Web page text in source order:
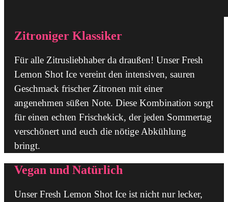
Zitroniger Klassiker
Für alle Zitrusliebhaber da draußen! Unser Fresh
Lemon Shot Ice vereint den intensiven, sauren
Geschmack frischer Zitronen mit einer
angenehmen süßen Note. Diese Kombination sorgt
für einen echten Frischekick, der jeden Sommertag
verschönert und euch die nötige Abkühlung
bringt.
Vegan und Natürlich
Unser Fresh Lemon Shot Ice ist nicht nur lecker,